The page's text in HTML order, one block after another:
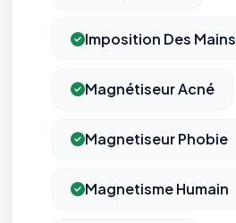
Imposition Des Mains
Magnétiseur Acné
Magnetiseur Phobie
Magnetisme Humain